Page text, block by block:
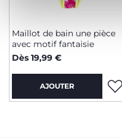
Maillot de bain une pièce
avec motif fantaisie
Dès 19,99 €
AJOUTER